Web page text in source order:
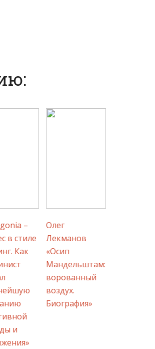
–
в стиле
Как
и
Олег
Лекманов
«Осип
Мандельштам:
ворованный
воздух.
Биография»